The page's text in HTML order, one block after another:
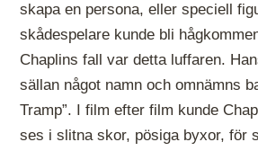
skapa en persona, eller speciell
skådespelare kunde bli
Chaplins fall var detta luffaren.
sällan något namn och omnämns
Tramp”. I film efter film kunde
ses i slitna skor, pösiga byxor, för